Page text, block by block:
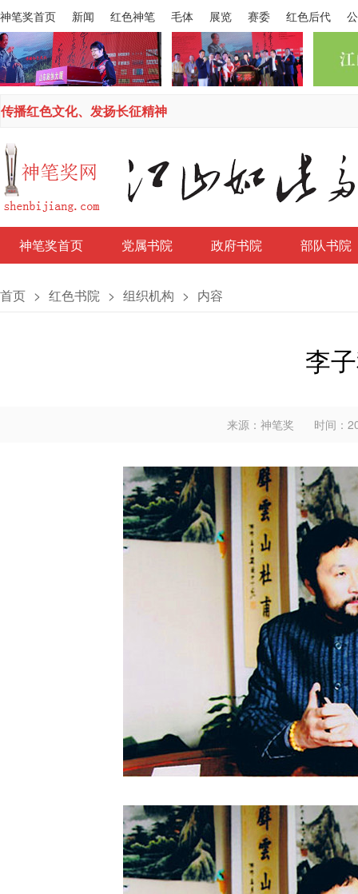
神笔奖首页 新闻 红色神笔 毛体 展览 赛委 红色后代
传播红色文化、发扬长征精神
神笔奖首页 党属书院 政府书院 部队书院
首页 > 红色书院 > 组织机构 > 内容
李
来源：神笔奖 时间：